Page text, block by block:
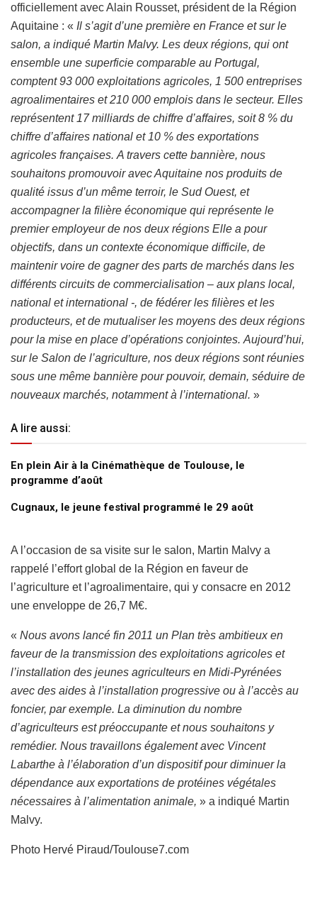
officiellement avec Alain Rousset, président de la Région
Aquitaine : « Il s’agit d’une première en France et sur le
salon, a indiqué Martin Malvy. Les deux régions, qui ont
ensemble une superficie comparable au Portugal,
comptent 93 000 exploitations agricoles, 1 500 entreprises
agroalimentaires et 210 000 emplois dans le secteur. Elles
représentent 17 milliards de chiffre d’affaires, soit 8 % du
chiffre d’affaires national et 10 % des exportations
agricoles françaises. A travers cette bannière, nous
souhaitons promouvoir avec Aquitaine nos produits de
qualité issus d’un même terroir, le Sud Ouest, et
accompagner la filière économique qui représente le
premier employeur de nos deux régions Elle a pour
objectifs, dans un contexte économique difficile, de
maintenir voire de gagner des parts de marchés dans les
différents circuits de commercialisation – aux plans local,
national et international -, de fédérer les filières et les
producteurs, et de mutualiser les moyens des deux régions
pour la mise en place d’opérations conjointes. Aujourd’hui,
sur le Salon de l’agriculture, nos deux régions sont réunies
sous une même bannière pour pouvoir, demain, séduire de
nouveaux marchés, notamment à l’international. »
A lire aussi:
En plein Air à la Cinémathèque de Toulouse, le
programme d’août
Cugnaux, le jeune festival programmé le 29 août
A l’occasion de sa visite sur le salon, Martin Malvy a
rappelé l’effort global de la Région en faveur de
l’agriculture et l’agroalimentaire, qui y consacre en 2012
une enveloppe de 26,7 M€.
« Nous avons lancé fin 2011 un Plan très ambitieux en
faveur de la transmission des exploitations agricoles et
l’installation des jeunes agriculteurs en Midi-Pyrénées
avec des aides à l’installation progressive ou à l’accès au
foncier, par exemple. La diminution du nombre
d’agriculteurs est préoccupante et nous souhaitons y
remédier. Nous travaillons également avec Vincent
Labarthe à l’élaboration d’un dispositif pour diminuer la
dépendance aux exportations de protéines végétales
nécessaires à l’alimentation animale, » a indiqué Martin
Malvy.
Photo Hervé Piraud/Toulouse7.com